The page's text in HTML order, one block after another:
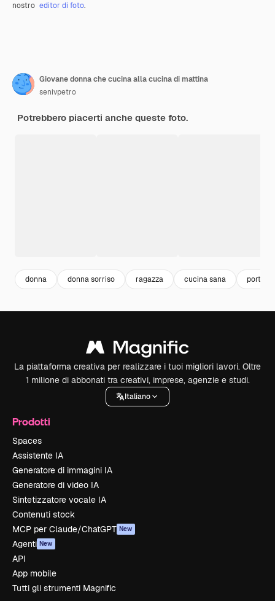
nostro editor di foto.
Giovane donna che cucina alla cucina di mattina
senivpetro
Potrebbero piacerti anche queste foto.
donna donna sorriso ragazza cucina sana portrait
La piattaforma creativa per realizzare i tuoi migliori lavori. Oltre
1 milione di abbonati tra creativi, imprese, agenzie e studi.
Italiano
Prodotti
Spaces
Assistente IA
Generatore di immagini IA
Generatore di video IA
Sintetizzatore vocale IA
Contenuti stock
MCP per Claude/ChatGPT New
Agenti New
API
App mobile
Tutti gli strumenti Magnific